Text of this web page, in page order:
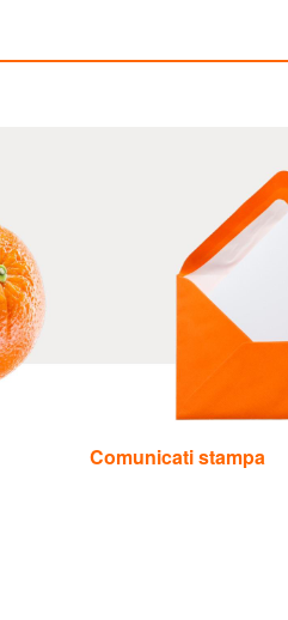
Comunicati stampa